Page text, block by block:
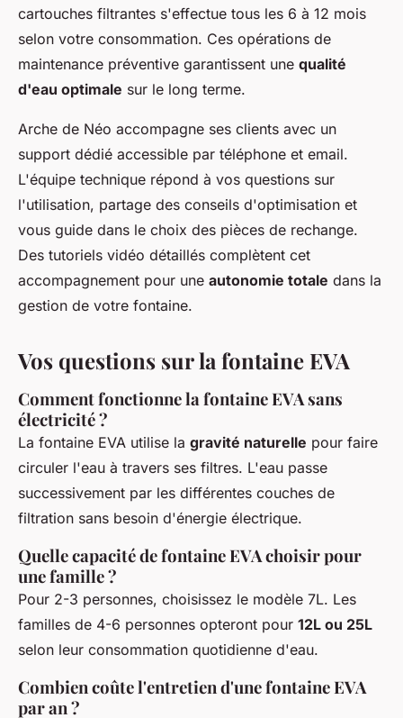
cartouches filtrantes s'effectue tous les 6 à 12 mois
selon votre consommation. Ces opérations de
maintenance préventive garantissent une qualité
d'eau optimale sur le long terme.
Arche de Néo accompagne ses clients avec un
support dédié accessible par téléphone et email.
L'équipe technique répond à vos questions sur
l'utilisation, partage des conseils d'optimisation et
vous guide dans le choix des pièces de rechange.
Des tutoriels vidéo détaillés complètent cet
accompagnement pour une autonomie totale dans la
gestion de votre fontaine.
Vos questions sur la fontaine EVA
Comment fonctionne la fontaine EVA sans
électricité ?
La fontaine EVA utilise la gravité naturelle pour faire
circuler l'eau à travers ses filtres. L'eau passe
successivement par les différentes couches de
filtration sans besoin d'énergie électrique.
Quelle capacité de fontaine EVA choisir pour
une famille ?
Pour 2-3 personnes, choisissez le modèle 7L. Les
familles de 4-6 personnes opteront pour 12L ou 25L
selon leur consommation quotidienne d'eau.
Combien coûte l'entretien d'une fontaine EVA
par an ?